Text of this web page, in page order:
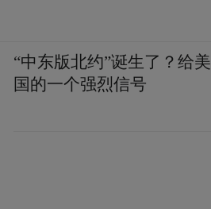
“中东版北约”诞生了？给美
国的一个强烈信号